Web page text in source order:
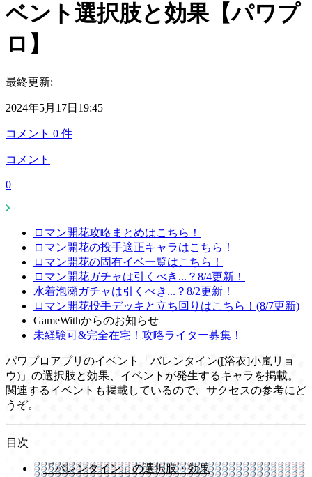
ベント選択肢と効果【パワプ
ロ】
最終更新:
2024年5月17日19:45
コメント 0 件
コメント
0
ロマン開花攻略まとめはこちら！
ロマン開花の投手適正キャラはこちら！
ロマン開花の固有イベ一覧はこちら！
ロマン開花ガチャは引くべき...？8/4更新！
水着泡瀬ガチャは引くべき...？8/2更新！
ロマン開花投手デッキと立ち回りはこちら！(8/7更新)
GameWithからのお知らせ
未経験可&完全在宅！攻略ライター募集！
パワプロアプリのイベント「バレンタイン([浴衣]小嵐リョ
ウ)」の選択肢と効果、イベントが発生するキャラを掲載。
関連するイベントも掲載しているので、サクセスの参考にど
うぞ。
目次
「バレンタイン」の選択肢・効果